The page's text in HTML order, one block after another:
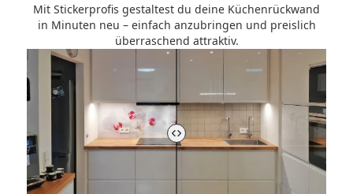
Mit Stickerprofis gestaltest du deine Küchenrückwand
in Minuten neu – einfach anzubringen und preislich
überraschend attraktiv.